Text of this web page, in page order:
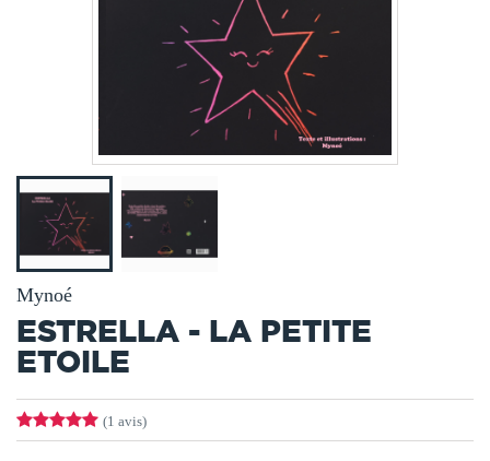
Mynoé
ESTRELLA - LA PETITE
ETOILE
(1 avis)